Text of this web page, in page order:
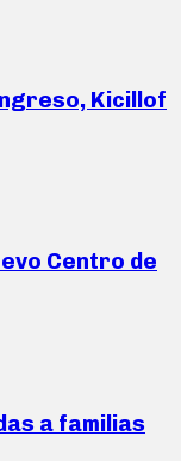
Kicillof
Centro de
a familias